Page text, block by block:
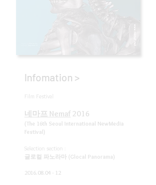
Infomation >
Film Festival
네마프 Nemaf 2016
(The 16th Seoul International NewMedia
Festival)
Selection section :
글로컬 파노라마 (Glocal Panorama)
2016.08.04 - 12